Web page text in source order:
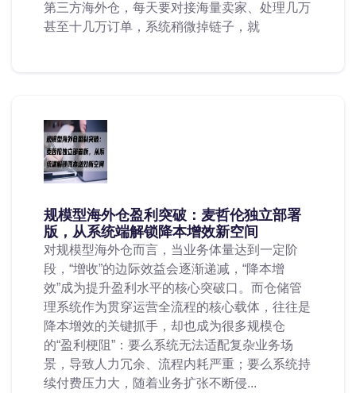
第三方海外仓，每天要对接海量卖家、处理几万
甚至十几万订单，系统稍微掉链子，就
规模型海外仓盈利突破：麦哲伦独立部署
版，从系统端解锁降本增效新空间
对规模型海外仓而言，当业务体量达到一定阶
段，“增收”的边际效益会逐渐递减，“降本增
效”成为提升盈利水平的核心突破口。而仓储管
理系统作为贯穿运营全流程的核心载体，往往是
降本增效的关键抓手，却也成为很多规模仓
的“盈利梗阻”：要么系统无法适配复杂业务场
景，导致人力冗余、流程内耗严重；要么系统持
续付费压力大，随着业务扩张不断侵...